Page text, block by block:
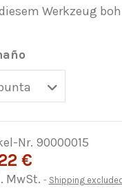
Werkzeug
Nr. 90000015
€
MwSt. Shipping excluded